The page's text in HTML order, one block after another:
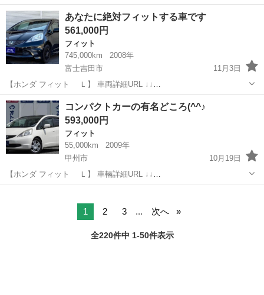
名： ホンダ ■ 車種名： フィットハイブリッド ■ グレード
名： Ｌパッケージ 純正ナビ／バックカメラ／デジタルＴＶ／クル
ーズコントロール...
富山 富山市 フィット
あなたに絶対フィットする車です
561,000円
フィット
745,000km
2008年
富士吉田市
11月3日
【ホンダ フィット Ｌ】 車両詳細URL ↓↓
https://www.otoron.jp/lists/detail?carno=041054 ☆キーレス ☆アルミホ
イール ☆★☆リピーター...
山梨 富士吉田市 フィット オトロン
コンパクトカーの有名どころ(^^♪
593,000円
フィット
55,000km
2009年
甲州市
10月19日
【ホンダ フィット Ｌ】 車輛詳細URL ↓↓
https://www.otoron.jp/lists/detail?carno=040001 エアコン パワーステア
1 2 3 ... 次へ
全220件中 1-50件表示